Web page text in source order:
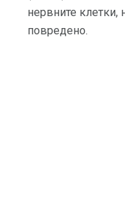
нервните клетки,
повредено.